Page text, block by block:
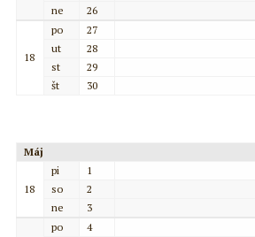
ne
26
18
po
27
ut
28
st
29
št
30
Máj
18
pi
1
so
2
ne
3
po
4